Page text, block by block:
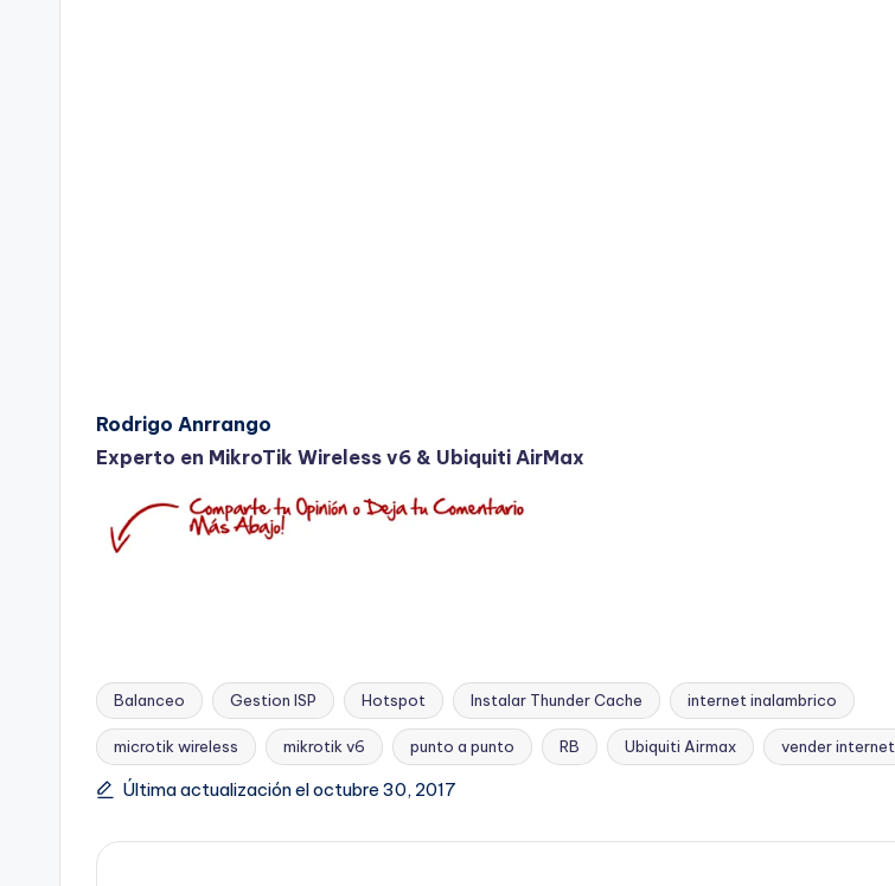
Rodrigo Anrrango
Experto en MikroTik Wireless v6 & Ubiquiti AirMax
Etiquetas:
Balanceo Gestion ISP Hotspot Instalar Thunder Cache internet inalambrico
microtik wireless mikrotik v6 punto a punto RB Ubiquiti Airmax vender internet
Última actualización el octubre 30, 2017